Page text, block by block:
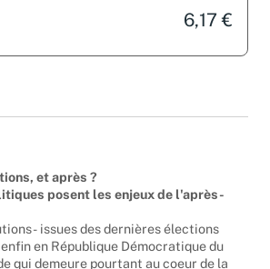
6,17 €
et après ?
posent les enjeux de l'après-
- issues des dernières élections
en République Démocratique du